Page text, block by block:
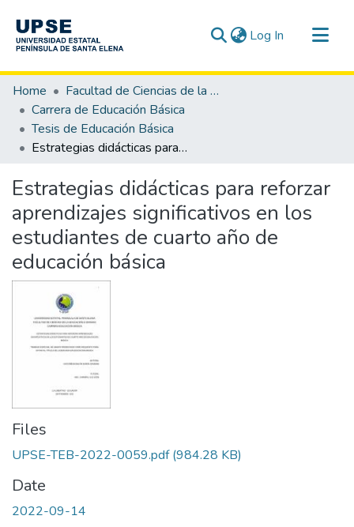
Log In (current)
Communities & Collections
All of DSpace
Statistics
Home
Facultad de Ciencias de la Educación e Idiomas
Carrera de Educación Básica
Tesis de Educación Básica
Estrategias didácticas para reforzar aprendizajes significativos en los estudiantes de cuarto año de educación básica
Estrategias didácticas para reforzar
aprendizajes significativos en los
estudiantes de cuarto año de
educación básica
Files
UPSE-TEB-2022-0059.pdf(984.28 KB)
Date
2022-09-14